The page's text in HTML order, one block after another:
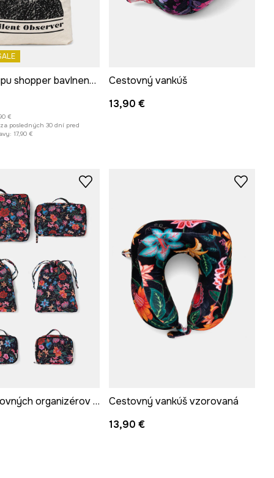
Kabelka typu shopper bavlnená by Aleksandra Czarny, Graphics Series
€
posledných 30 dní pred
17,90 €
Cestovný vankúš
13,90 €
Sada cestovných organizérov do batožiny
Cestovný vankúš vzorovaná
13,90 €